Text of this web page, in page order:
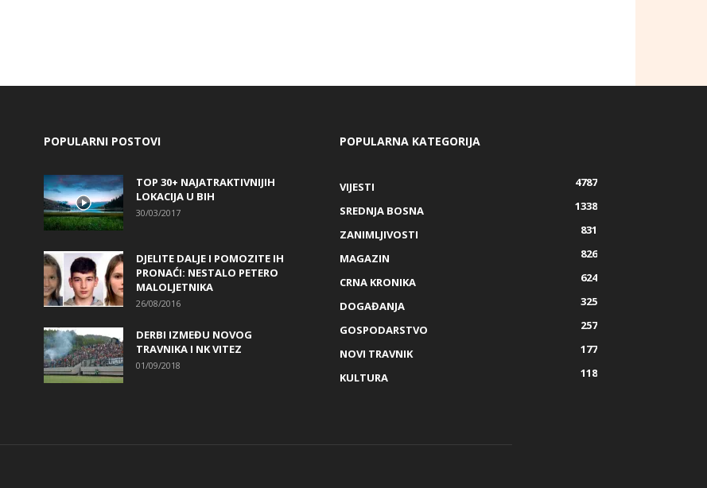
POPULARNI POSTOVI
TOP 30+ NAJATRAKTIVNIJIH
LOKACIJA U BIH
30/03/2017
DJELITE DALJE I POMOZITE IH
PRONAĆI: NESTALO PETERO
MALOLJETNIKA
26/08/2016
DERBI IZMEĐU NOVOG
TRAVNIKA I NK VITEZ
01/09/2018
POPULARNA KATEGORIJA
VIJESTI
4787
SREDNJA BOSNA
1338
ZANIMLJIVOSTI
831
MAGAZIN
826
CRNA KRONIKA
624
DOGAĐANJA
325
GOSPODARSTVO
257
NOVI TRAVNIK
177
KULTURA
118